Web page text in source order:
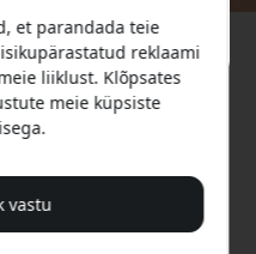
hind
et parandada teie
reklaami
liiklust. Klõpsates
meie küpsiste
vastu